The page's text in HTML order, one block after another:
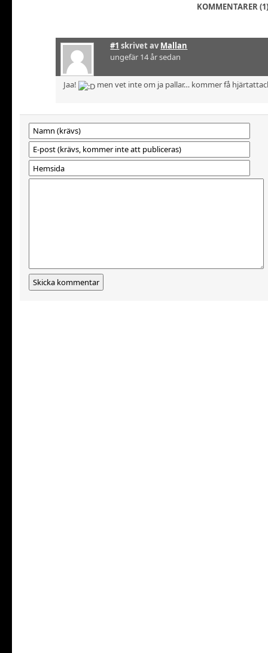
KOMMENTARER (1)
#1 skrivet avMallan
ungefär 14 år sedan
Jaa! men vet inte om ja pallar… kommer få